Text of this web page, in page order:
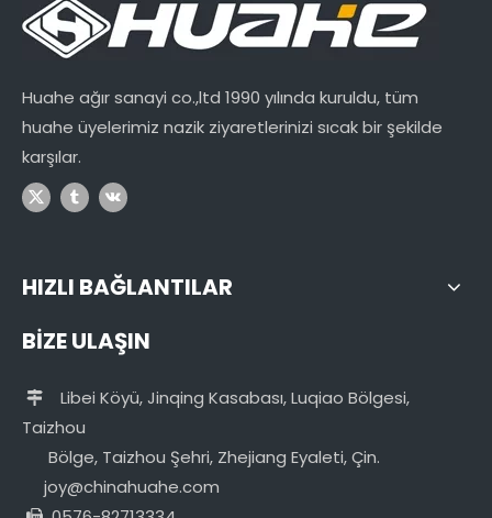
Huahe ağır sanayi co.,ltd 1990 yılında kuruldu, tüm
huahe üyelerimiz nazik ziyaretlerinizi sıcak bir şekilde
karşılar.
HIZLI BAĞLANTILAR
BİZE ULAŞIN
 Libei Köyü, Jinqing Kasabası, Luqiao Bölgesi,
Taizhou
Bölge, Taizhou Şehri, Zhejiang Eyaleti, Çin.
joy@chinahuahe.com